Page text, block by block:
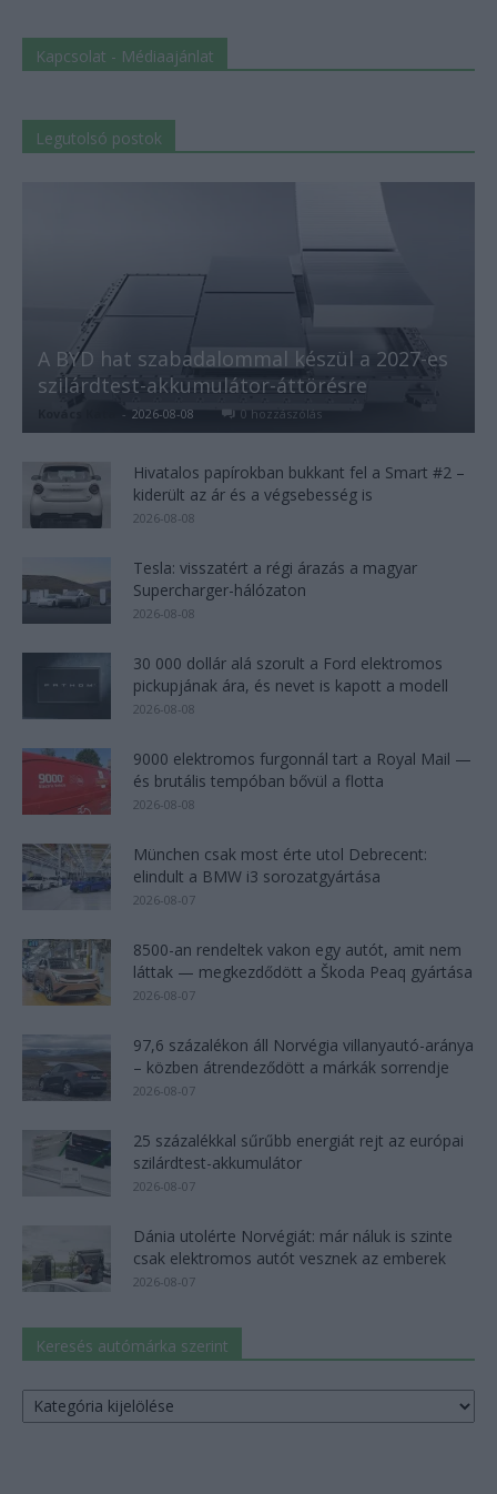
Kapcsolat - Médiaajánlat
Legutolsó postok
A BYD hat szabadalommal készül a 2027-es
szilárdtest-akkumulátor-áttörésre
- 2026-08-08 0 hozzászólás
Hivatalos papírokban bukkant fel a Smart #2 –
kiderült az ár és a végsebesség is
2026-08-08
Tesla: visszatért a régi árazás a magyar
Supercharger-hálózaton
2026-08-08
30 000 dollár alá szorult a Ford elektromos
pickupjának ára, és nevet is kapott a modell
2026-08-08
9000 elektromos furgonnál tart a Royal Mail —
és brutális tempóban bővül a flotta
2026-08-08
München csak most érte utol Debrecent:
elindult a BMW i3 sorozatgyártása
2026-08-07
8500-an rendeltek vakon egy autót, amit nem
láttak — megkezdődött a Škoda Peaq gyártása
2026-08-07
97,6 százalékon áll Norvégia villanyautó-aránya
– közben átrendeződött a márkák sorrendje
2026-08-07
25 százalékkal sűrűbb energiát rejt az európai
szilárdtest-akkumulátor
2026-08-07
Dánia utolérte Norvégiát: már náluk is szinte
csak elektromos autót vesznek az emberek
2026-08-07
Keresés autómárka szerint
Keresés
autómárka